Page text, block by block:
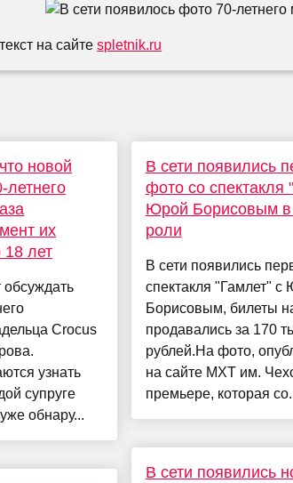
на сайтеspletnik.ru
новой
их
18 лет
Crocus
узнать
супруге
обнару...
В сети появились
фото со спектакля
Юрой Борисовым в
роли
В сети появились
спектакля "Гамлет" с
Борисовым, билеты
продавались за 170
рублей.На фото,
на сайте МХТ им.
премьере, которая
В сети появились